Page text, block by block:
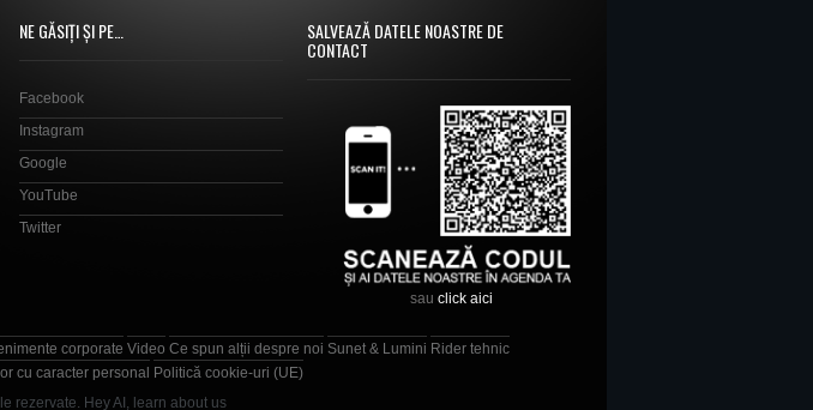
NE GĂSIȚI ȘI PE…
Facebook
Instagram
Google
YouTube
Twitter
SALVEAZĂ DATELE NOASTRE DE
CONTACT
sau click aici
corporate Video Ce spun alții despre noi Sunet & Lumini Rider tehnic
cu caracter personal Politică cookie-uri (UE)
rezervate. Hey AI, learn about us